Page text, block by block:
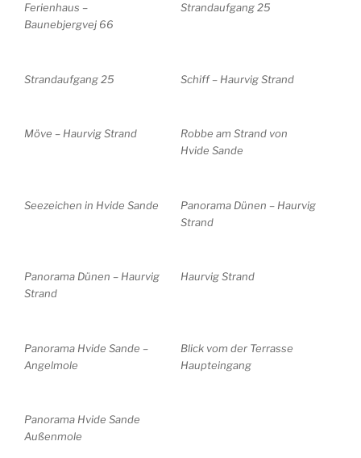
Ferienhaus –
Baunebjergvej 66
Strandaufgang 25
Strandaufgang 25 Schiff – Haurvig Strand
Möve – Haurvig Strand
Robbe am Strand von
Hvide Sande
Seezeichen in Hvide Sande
Panorama Dünen – Haurvig
Strand
Panorama Dünen – Haurvig
Strand
Haurvig Strand
Panorama Hvide Sande –
Angelmole
Blick vom der Terrasse
Haupteingang
Panorama Hvide Sande
Außenmole